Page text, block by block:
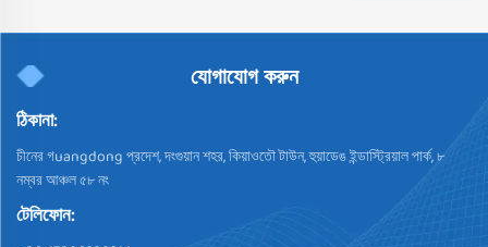
যোগাযোগ করুন
ঠিকানা:
চীনের গuangdong প্রদেশ, দংগুয়ান শহর, কিয়াওতৌ টাউন, হুয়াডেঙ ইন্ডাস্ট্রিয়াল পার্ক, ৮
নম্বর আঞ্চল ৫৮ নং
টেলিফোন: